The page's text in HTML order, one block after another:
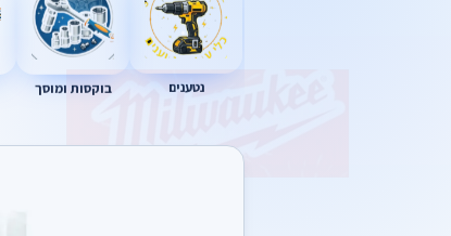
נטענים בוקסות ומוסך